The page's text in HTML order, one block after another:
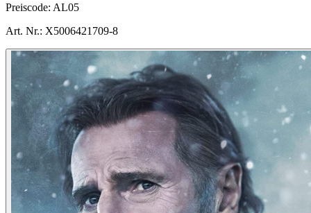
Preiscode: AL05
Art. Nr.: X5006421709-8